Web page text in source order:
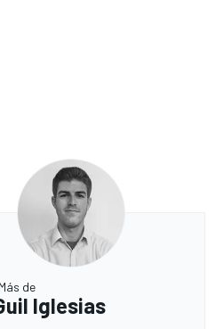
Más de
Iglesias